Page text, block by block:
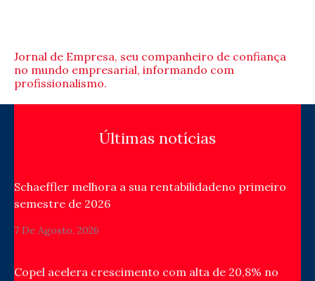
Jornal de Empresa, seu companheiro de confiança
no mundo empresarial, informando com
profissionalismo.
Últimas notícias
Schaeffler melhora a sua rentabilidadeno primeiro
semestre de 2026
7 De Agosto, 2026
Copel acelera crescimento com alta de 20,8% no